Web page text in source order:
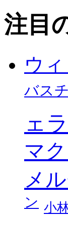
注目
ウ
バス
ェ
マ
メ
ン 小